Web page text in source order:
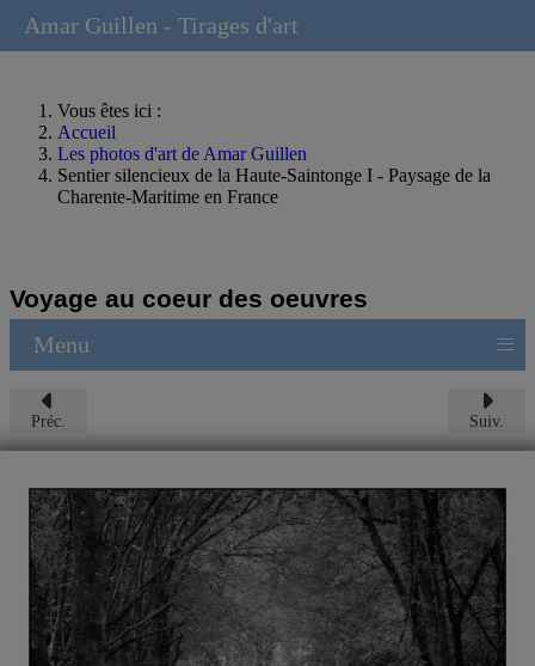
Vous êtes ici :
Accueil
Les photos d'art de Amar Guillen
Sentier silencieux de la Haute-Saintonge I - Paysage de la
Charente-Maritime en France
Voyage au coeur des oeuvres
Menu ≡
Préc. Suiv.
Amar Guillen - Tirages d'art